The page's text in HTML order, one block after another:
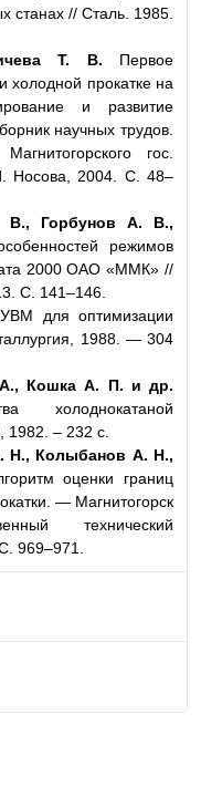
станах // Сталь. 1985.
Т. В. Первое
прокатке на
и развитие
научных трудов.
гос.
Носова, 2004. C. 48–
Горбунов А. В.,
режимов
2000 ОАО «ММК» //
С. 141–146.
для оптимизации
1988. — 304
Кошка А. П. и др.
холоднокатаной
– 232 с.
Н., Колыбанов А. Н.,
оценки границ
— Магнитогорск
технический
969–971.